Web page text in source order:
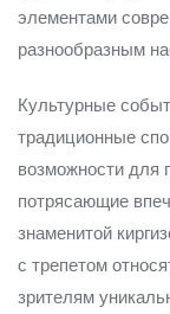
элементами
разнообразным
Культурные
традиционные
возможности для
потрясающие
знаменитой
с трепетом
зрителям